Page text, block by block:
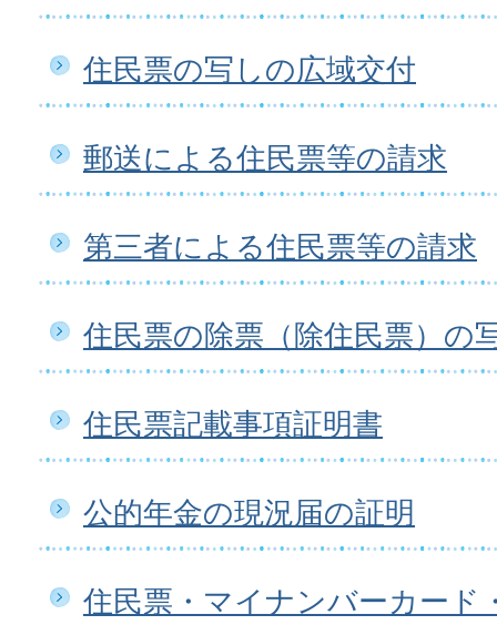
住民票の写しの広域交付
郵送による住民票等の請求
第三者による住民票等の請求
住民票の除票（除住民票）の
住民票記載事項証明書
公的年金の現況届の証明
住民票・マイナンバーカード